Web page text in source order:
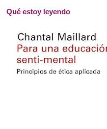
Qué estoy leyendo